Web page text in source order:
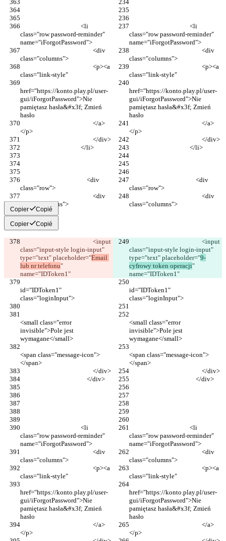
class="row password-reminder"
name="iForgotPassword">
class="row password-reminder"
name="iForgotPassword">
class="columns">
class="columns">
class="link-style"
class="link-style"
href="https://konto.play.pl/user-
gui/iForgotPassword">Nie
pamiętasz hasła&#x3f; Zmień
hasło
href="https://konto.play.pl/user-
gui/iForgotPassword">Nie
pamiętasz hasła&#x3f; Zmień
hasło
</p>
</p>
                                                </div>
                                                </div>
                                        </li>
                                        </li>
class="row">
class="row">
class="columns">
class="columns">
Copier Copié
Copier Copié
class="input-style login-input"
type="text" placeholder="Email
lub nr telefonu"
name="IDToken1"
class="input-style login-input"
type="text" placeholder="9-
cyfrowy token operacji"
name="IDToken1"
id="IDToken1"
class="loginInput">
id="IDToken1"
class="loginInput">
<small class="error
invisible">Pole jest
wymagane</small>
<small class="error
invisible">Pole jest
wymagane</small>
<span class="message-icon">
</span>
<span class="message-icon">
</span>
                                                </div>
                                                </div>
                                            </div>
                                            </div>
class="row password-reminder"
name="iForgotPassword">
class="row password-reminder"
name="iForgotPassword">
class="columns">
class="columns">
class="link-style"
class="link-style"
href="https://konto.play.pl/user-
gui/iForgotPassword">Nie
pamiętasz hasła&#x3f; Zmień
hasło
href="https://konto.play.pl/user-
gui/iForgotPassword">Nie
pamiętasz hasła&#x3f; Zmień
hasło
</p>
</p>